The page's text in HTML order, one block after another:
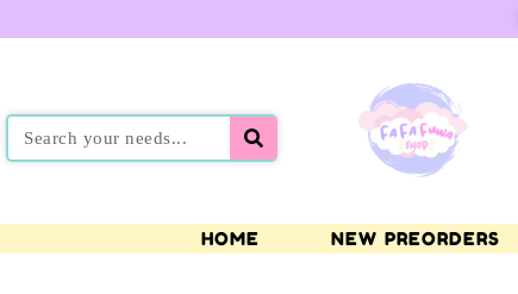
HOME NEW PREORDERS